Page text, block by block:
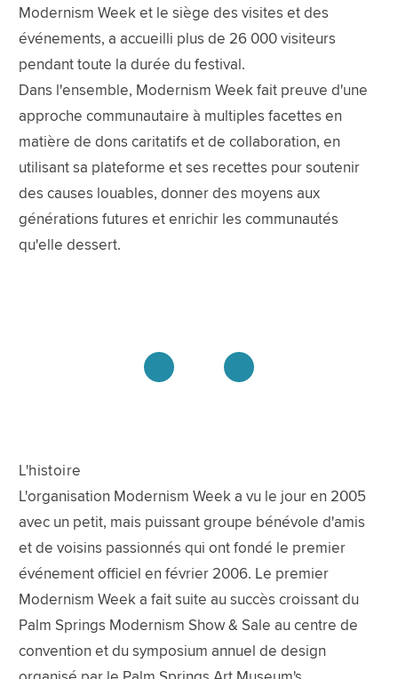
Modernism Week et le siège des visites et des
événements, a accueilli plus de 26 000 visiteurs
pendant toute la durée du festival.
Dans l'ensemble, Modernism Week fait preuve d'une
approche communautaire à multiples facettes en
matière de dons caritatifs et de collaboration, en
utilisant sa plateforme et ses recettes pour soutenir
des causes louables, donner des moyens aux
générations futures et enrichir les communautés
qu'elle dessert.
L'histoire
L'organisation Modernism Week a vu le jour en 2005
avec un petit, mais puissant groupe bénévole d'amis
et de voisins passionnés qui ont fondé le premier
événement officiel en février 2006. Le premier
Modernism Week a fait suite au succès croissant du
Palm Springs Modernism Show & Sale au centre de
convention et du symposium annuel de design